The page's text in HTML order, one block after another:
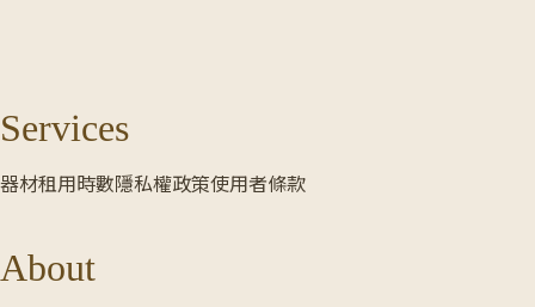
Services
器材租用時數隱私權政策使用者條款
About